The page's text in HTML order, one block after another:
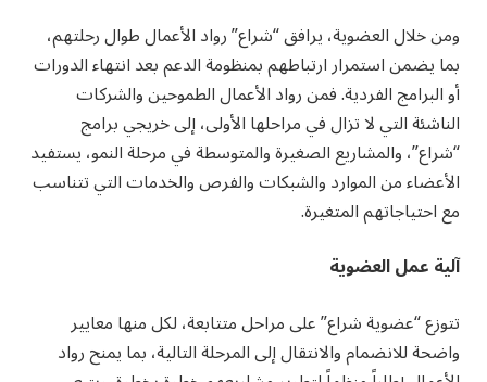
ومن خلال العضوية، يرافق “شراع” رواد الأعمال طوال رحلتهم،
بما يضمن استمرار ارتباطهم بمنظومة الدعم بعد انتهاء الدورات
أو البرامج الفردية. فمن رواد الأعمال الطموحين والشركات
الناشئة التي لا تزال في مراحلها الأولى، إلى خريجي برامج
“شراع”، والمشاريع الصغيرة والمتوسطة في مرحلة النمو، يستفيد
الأعضاء من الموارد والشبكات والفرص والخدمات التي تتناسب
مع احتياجاتهم المتغيرة.
آلية عمل العضوية
تتوزع “عضوية شراع” على مراحل متتابعة، لكل منها معايير
واضحة للانضمام والانتقال إلى المرحلة التالية، بما يمنح رواد